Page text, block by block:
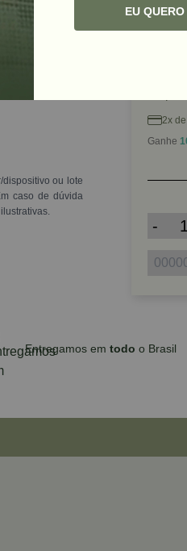
ou lote
caso de dúvida
Ref:
R$
2x
Ganhe
-
Entregamos em todo o Brasil
EU QUERO